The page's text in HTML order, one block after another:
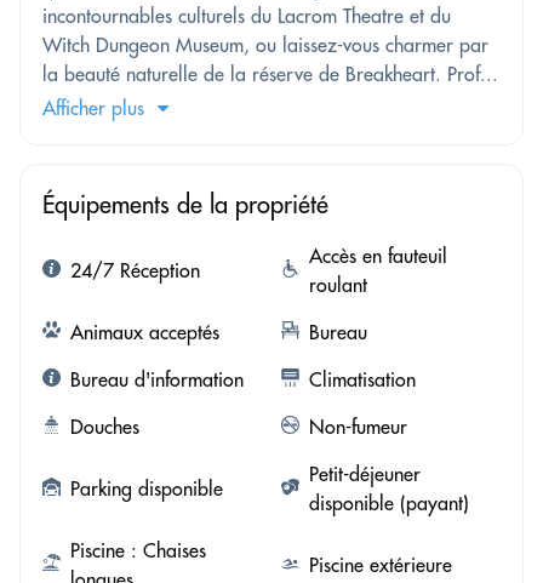
incontournables culturels du Lacrom Theatre et du
Witch Dungeon Museum, ou laissez-vous charmer par
la beauté naturelle de la réserve de Breakheart. Prof...
Afficher plus
Équipements de la propriété
24/7 Réception
Accès en fauteuil
roulant
Animaux acceptés
Bureau
Bureau d'information
Climatisation
Douches
Non-fumeur
Parking disponible
Petit-déjeuner
disponible (payant)
Piscine : Chaises
Piscine extérieure